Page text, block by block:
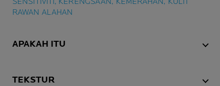
RAWAN ALAHAN
APAKAH ITU
TEKSTUR